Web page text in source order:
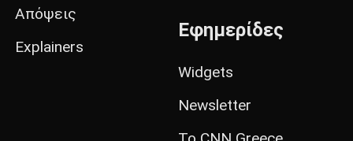
Απόψεις
Explainers
Εφημερίδες
Widgets
Newsletter